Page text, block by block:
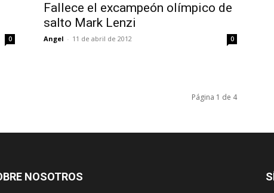
0
Fallece el excampeón olímpico de
salto Mark Lenzi
Angel - 11 de abril de 2012 0
Página 1 de 4
NOSOTROS